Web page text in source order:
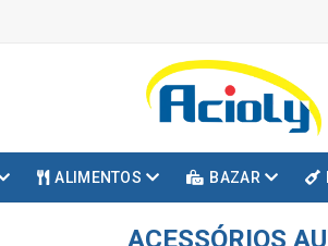
ALIMENTOS BAZAR
ACESSÓRIOS